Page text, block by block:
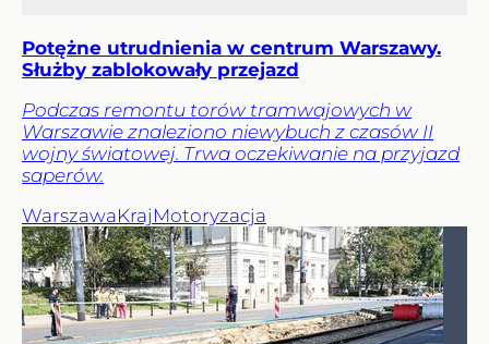
Potężne utrudnienia w centrum Warszawy.
Służby zablokowały przejazd
Podczas remontu torów tramwajowych w
Warszawie znaleziono niewybuch z czasów II
wojny światowej. Trwa oczekiwanie na przyjazd
saperów.
WarszawaKraj Motoryzacja